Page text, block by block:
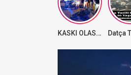
KASKI OLASI FACİAYI ÖNLEDİ! 19 YAŞINDAKİ MOTOSİKLET SÜRÜCÜSÜ AĞIR YARALANDI